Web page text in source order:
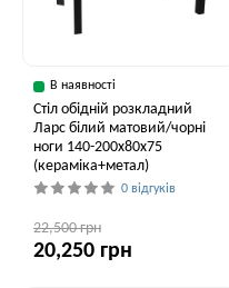
В наявності
Стіл обідній розкладний
Ларс білий матовий/чорні
ноги 140-200x80x75
(кераміка+метал)
0 відгуків
22,500 грн
20,250 грн